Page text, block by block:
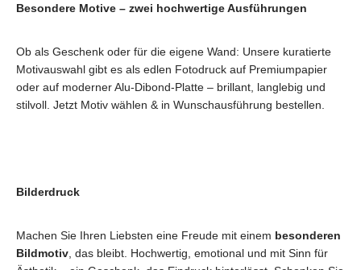
Besondere Motive – zwei hochwertige Ausführungen
Ob als Geschenk oder für die eigene Wand: Unsere kuratierte
Motivauswahl gibt es als edlen Fotodruck auf Premiumpapier
oder auf moderner Alu-Dibond-Platte – brillant, langlebig und
stilvoll. Jetzt Motiv wählen & in Wunschausführung bestellen.
Bilderdruck
Machen Sie Ihren Liebsten eine Freude mit einem besonderen
Bildmotiv , das bleibt. Hochwertig, emotional und mit Sinn für